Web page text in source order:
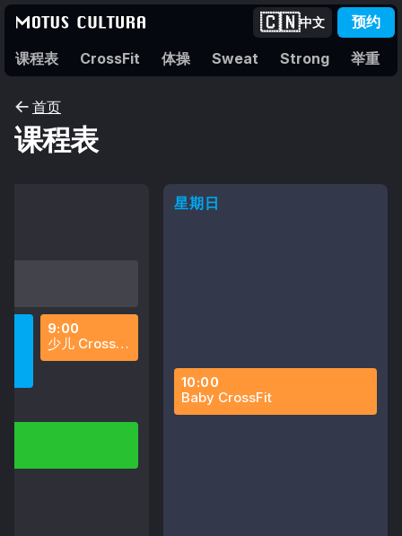
课程表 CrossFit 体操 Sweat Strong 举重
🇨🇳中文 预约
首页
课程表
9:00
少儿 CrossFit
星期日
10:00
Baby CrossFit